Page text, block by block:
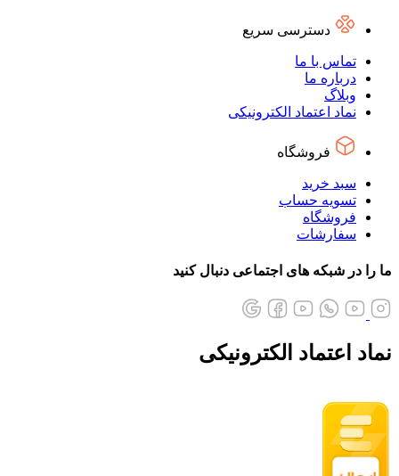
دسترسی سریع
تماس با ما
درباره ما
وبلاگ
نماد اعتماد الکترونیکی
فروشگاه
سبد خرید
تسویه حساب
فروشگاه
سفارشات
ما را در شبکه های اجتماعی دنبال کنید
نماد اعتماد الکترونیکی